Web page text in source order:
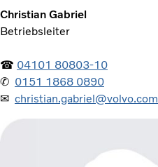
Christian Gabriel
Betriebsleiter
☎ 04101 80803-10
✆ 0151 1868 0890
✉ christian.gabriel@volvo.com